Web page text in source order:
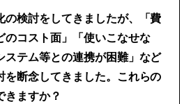
の検討をしてきましたが、「費
のコスト面」「使いこなせな
ステム等との連携が困難」 など
を断念してきました。これらの
きますか？